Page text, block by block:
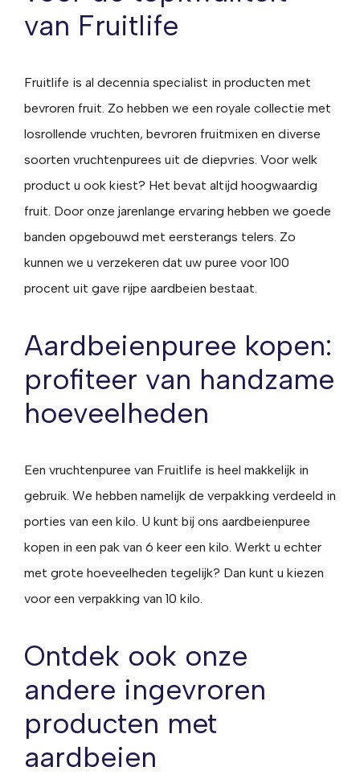
van Fruitlife
Fruitlife is al decennia specialist in producten met
bevroren fruit. Zo hebben we een royale collectie met
losrollende vruchten, bevroren fruitmixen en diverse
soorten vruchtenpurees uit de diepvries. Voor welk
product u ook kiest? Het bevat altijd hoogwaardig
fruit. Door onze jarenlange ervaring hebben we goede
banden opgebouwd met eersterangs telers. Zo
kunnen we u verzekeren dat uw puree voor 100
procent uit gave rijpe aardbeien bestaat.
Aardbeienpuree kopen:
profiteer van handzame
hoeveelheden
Een vruchtenpuree van Fruitlife is heel makkelijk in
gebruik. We hebben namelijk de verpakking verdeeld in
porties van een kilo. U kunt bij ons aardbeienpuree
kopen in een pak van 6 keer een kilo. Werkt u echter
met grote hoeveelheden tegelijk? Dan kunt u kiezen
voor een verpakking van 10 kilo.
Ontdek ook onze
andere ingevroren
producten met
aardbeien